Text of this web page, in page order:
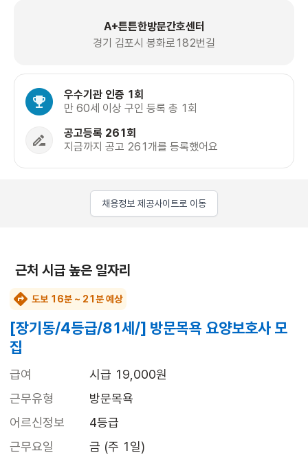
A+튼튼한방문간호센터
경기 김포시 봉화로182번길
우수기관 인증 1회
만 60세 이상 구인 등록 총 1회
공고등록 261회
지금까지 공고 261개를 등록했어요
채용정보 제공사이트로 이동
근처 시급 높은 일자리
도보 16분 ~ 21분 예상
[장기동/4등급/81세/] 방문목욕 요양보호사 모
집
급여
시급 19,000원
근무유형
방문목욕
어르신정보
4등급
근무요일
금 (주 1일)